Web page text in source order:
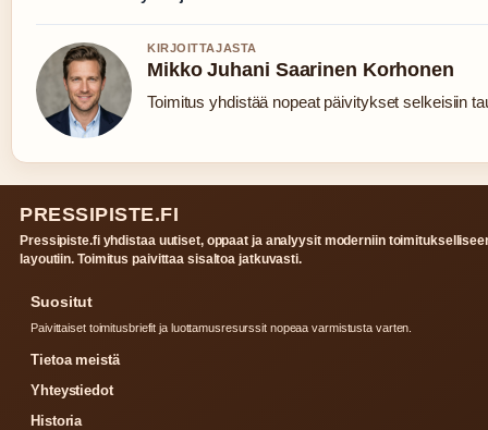
KIRJOITTAJASTA
Mikko Juhani Saarinen Korhonen
Toimitus yhdistää nopeat päivitykset selkeisiin
PRESSIPISTE.FI
Pressipiste.fi yhdistaa uutiset, oppaat ja analyysit moderniin
layoutiin. Toimitus paivittaa sisaltoa jatkuvasti.
Suositut
Paivittaiset toimitusbriefit ja luottamusresurssit nopeaa varmistusta varten.
Tietoa meistä
Yhteystiedot
Historia